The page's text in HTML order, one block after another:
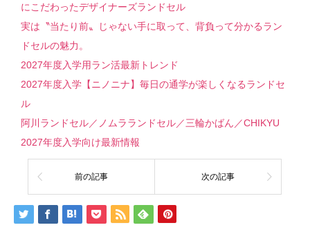
にこだわったデザイナーズランドセル
実は〝当たり前〟じゃない手に取って、背負って分かるラン
ドセルの魅力。
2027年度入学用ラン活最新トレンド
2027年度入学【ニノニナ】毎日の通学が楽しくなるランドセ
ル
阿川ランドセル／ノムラランドセル／三輪かばん／CHIKYU
2027年度入学向け最新情報
前の記事 次の記事